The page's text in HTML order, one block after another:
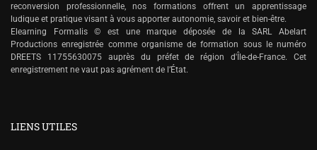
reconversion professionnelle, nos formations offrent un apprentissage
ludique et pratique visant à vous apporter autonomie, savoir et bien-être.
Elearning Formalis © est une marque déposée de la SARL Abelart
Productions enregistrée comme organisme de formation sous le numéro
DREETS 11755630075 auprès du préfet de région d'Île-de-France. Cet
enregistrement ne vaut pas agrément de l’État.
LIENS UTILES